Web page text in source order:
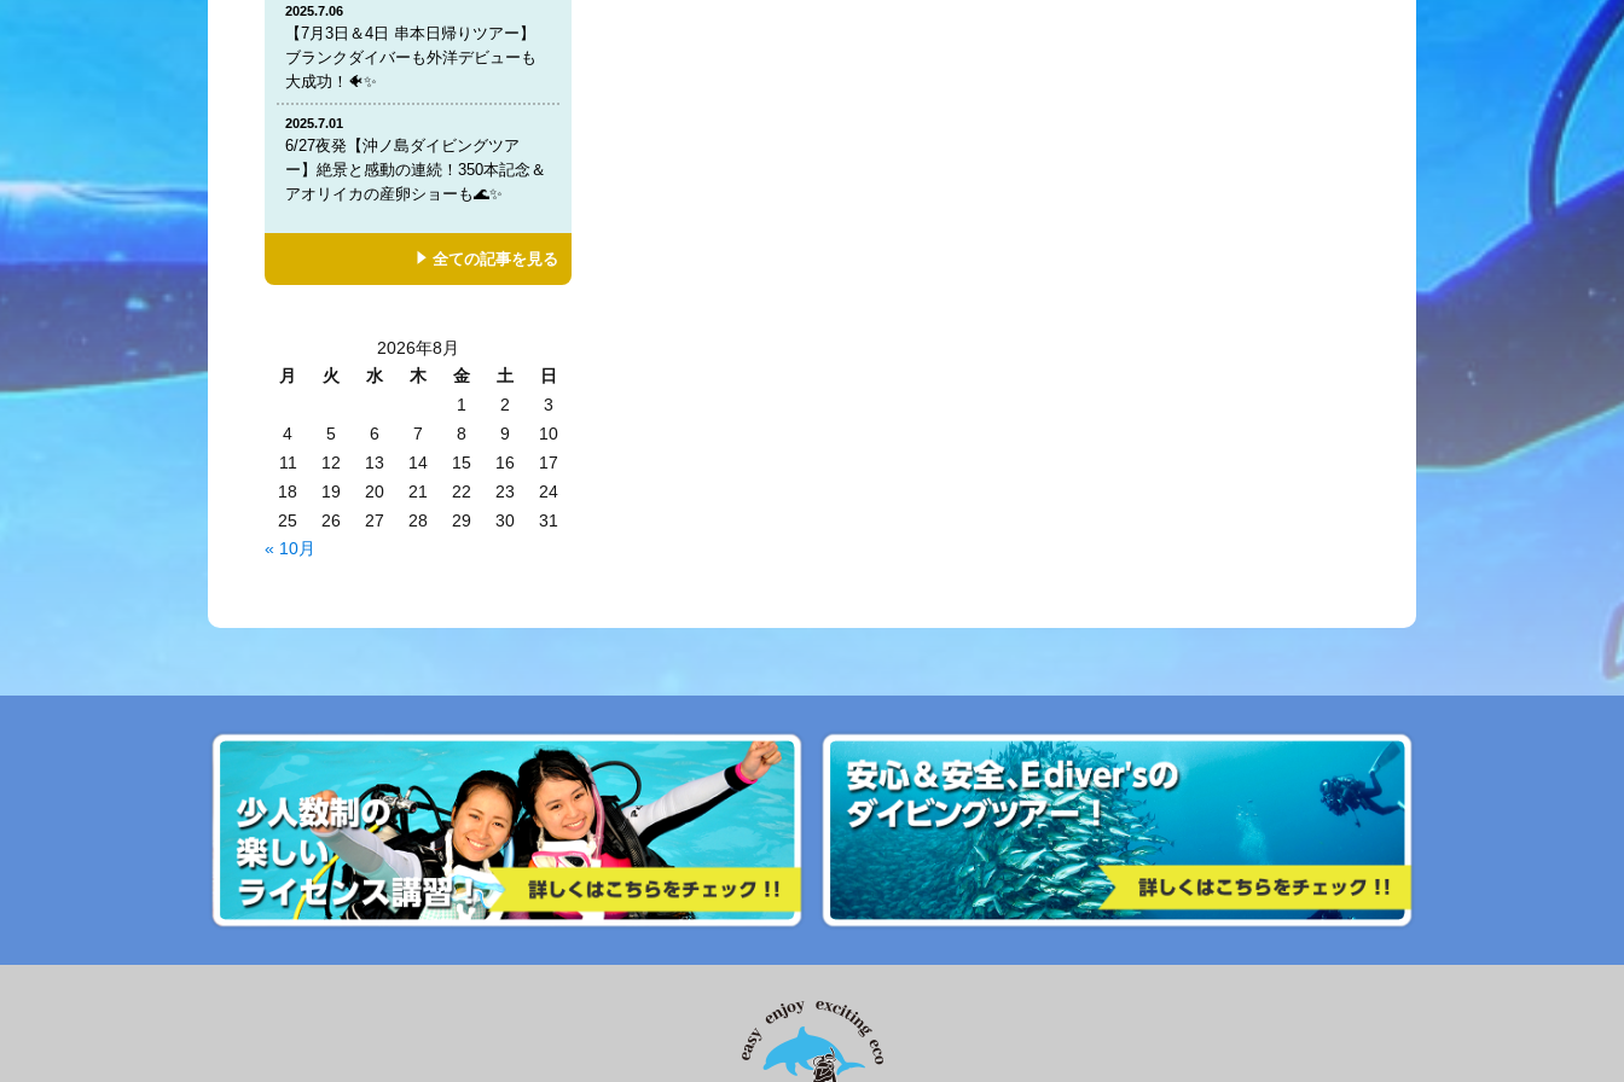
2025.7.06
【7月3日＆4日 串本日帰りツアー】
ブランクダイバーも外洋デビューも
大成功！🐠✨
2025.7.01
6/27夜発【沖ノ島ダイビングツア
ー】絶景と感動の連続！350本記念＆
アオリイカの産卵ショーも🌊✨
全ての記事を見る
2026年8月
月
火 水 木 金 土
日
1
2
3
4
5 6 7 8 9
10
11
12 13 14 15 16
17
18
19 20 21 22 23
24
25
26 27 28 29 30
31
« 10月